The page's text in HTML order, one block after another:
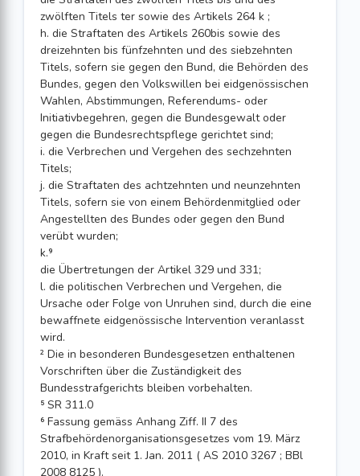
zwölften Titels ter sowie des Artikels 264 k ;
h. die Straftaten des Artikels 260bis sowie des
dreizehnten bis fünfzehnten und des siebzehnten
Titels, sofern sie gegen den Bund, die Behörden des
Bundes, gegen den Volkswillen bei eidgenössischen
Wahlen, Abstimmungen, Referendums- oder
Initiativbegehren, gegen die Bundesgewalt oder
gegen die Bundesrechtspflege gerichtet sind;
i. die Verbrechen und Vergehen des sechzehnten
Titels;
j. die Straftaten des achtzehnten und neunzehnten
Titels, sofern sie von einem Behördenmitglied oder
Angestellten des Bundes oder gegen den Bund
verübt wurden;
k.⁹
die Übertretungen der Artikel 329 und 331;
l. die politischen Verbrechen und Vergehen, die
Ursache oder Folge von Unruhen sind, durch die eine
bewaffnete eidgenössische Intervention veranlasst
wird.
² Die in besonderen Bundesgesetzen enthaltenen
Vorschriften über die Zuständigkeit des
Bundesstrafgerichts bleiben vorbehalten.
⁵ SR 311.0
⁶ Fassung gemäss Anhang Ziff. II 7 des
Strafbehördenorganisationsgesetzes vom 19. März
2010, in Kraft seit 1. Jan. 2011 ( AS 2010 3267 ; BBl
2008 8125 ).